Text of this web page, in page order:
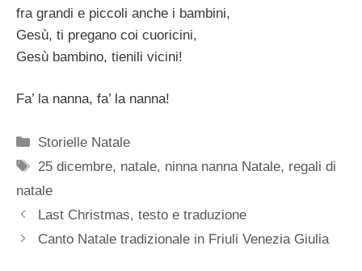
fra grandi e piccoli anche i bambini,
Gesù, ti pregano coi cuoricini,
Gesù bambino, tienili vicini!
Fa’ la nanna, fa’ la nanna!
Categorie
Storielle Natale
Tag
25 dicembre, natale, ninna nanna Natale, regali di
natale
Last Christmas, testo e traduzione
Canto Natale tradizionale in Friuli Venezia Giulia